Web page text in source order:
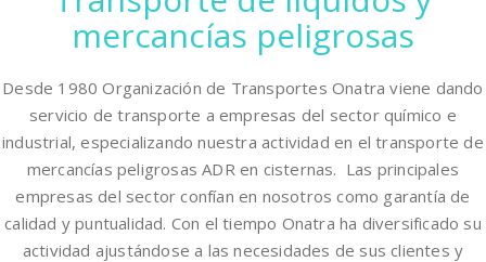
mercancías peligrosas
Desde 1980 Organización de Transportes Onatra viene dando
servicio de transporte a empresas del sector químico e
industrial, especializando nuestra actividad en el transporte de
mercancías peligrosas ADR en cisternas. Las principales
empresas del sector confían en nosotros como garantía de
calidad y puntualidad. Con el tiempo Onatra ha diversificado su
actividad ajustándose a las necesidades de sus clientes y